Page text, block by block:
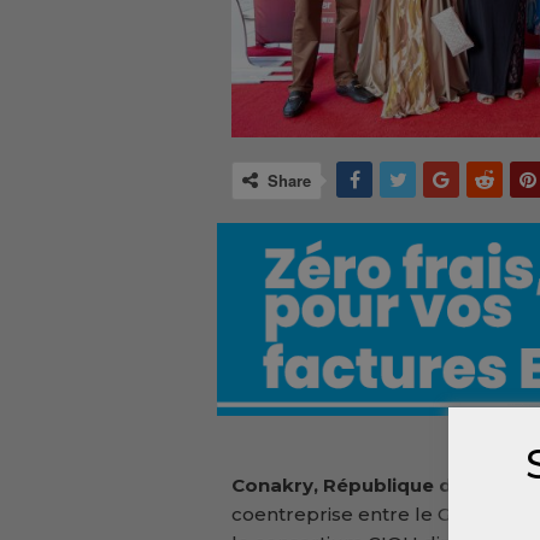
Share
Conakry, République de
coentreprise entre le